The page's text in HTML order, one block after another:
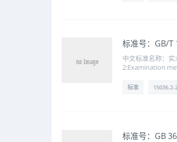
标准号：GB/T
中文标准名称：
2:Examination
标准 15036.2-
标准号：GB